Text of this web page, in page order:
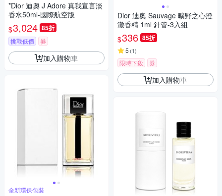
*Dior 迪奧 J Adore 真我宣言淡
香水50ml-國際航空版
$3,024 85折
挑戰低價 券
加入購物車
全新環保包裝
Dior 迪奧 Sauvage 曠野之心澄
澈香精 1ml 針管-3入組
$336 85折
5 (1)
限時下殺 券
加入購物車